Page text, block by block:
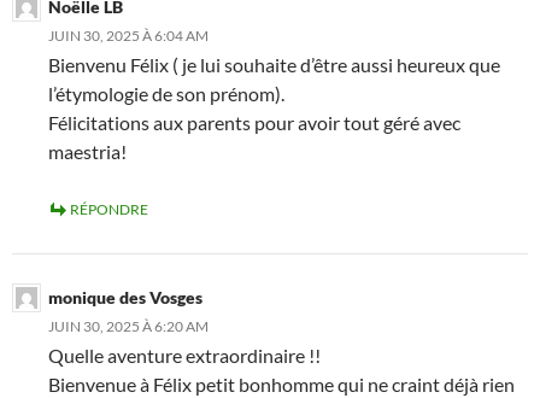
Noëlle LB
JUIN 30, 2025 À 6:04 AM
Bienvenu Félix ( je lui souhaite d’être aussi heureux que
l’étymologie de son prénom).
Félicitations aux parents pour avoir tout géré avec
maestria!
RÉPONDRE
monique des Vosges
JUIN 30, 2025 À 6:20 AM
Quelle aventure extraordinaire !!
Bienvenue à Félix petit bonhomme qui ne craint déjà rien